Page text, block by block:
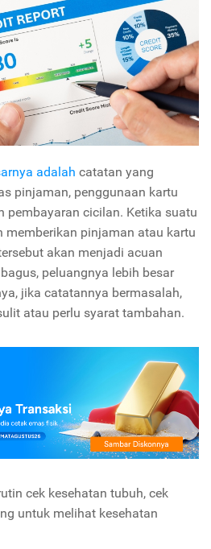
adalah catatan yang
pinjaman, penggunaan kartu
pembayaran cicilan. Ketika suatu
memberikan pinjaman atau kartu
akan menjadi acuan
peluangnya lebih besar
jika catatannya bermasalah,
atau perlu syarat tambahan.
cek kesehatan tubuh, cek
untuk melihat kesehatan